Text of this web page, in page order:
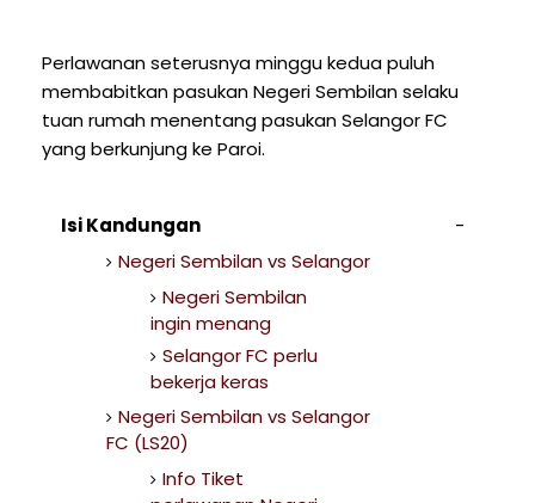
Perlawanan seterusnya minggu kedua puluh
membabitkan pasukan Negeri Sembilan selaku
tuan rumah menentang pasukan Selangor FC
yang berkunjung ke Paroi.
Isi Kandungan
Negeri Sembilan vs Selangor
Negeri Sembilan
ingin menang
Selangor FC perlu
bekerja keras
Negeri Sembilan vs Selangor
FC (LS20)
Info Tiket